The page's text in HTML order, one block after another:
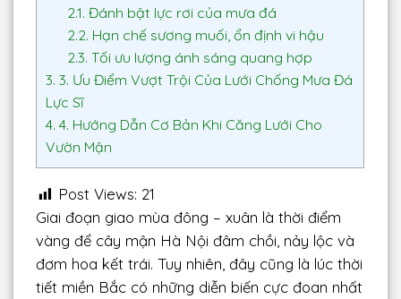
2.1. Đánh bật lực rơi của mưa đá
2.2. Hạn chế sương muối, ổn định vi hậu
2.3. Tối ưu lượng ánh sáng quang hợp
3. 3. Ưu Điểm Vượt Trội Của Lưới Chống Mưa Đá
Lực Sĩ
4. 4. Hướng Dẫn Cơ Bản Khi Căng Lưới Cho
Vườn Mận
Post Views: 21
Giai đoạn giao mùa đông – xuân là thời điểm
vàng để cây mận Hà Nội đâm chồi, nảy lộc và
đơm hoa kết trái. Tuy nhiên, đây cũng là lúc thời
tiết miền Bắc có những diễn biến cực đoan nhất